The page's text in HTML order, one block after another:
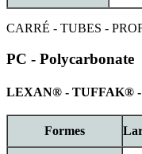
CARRÉ - TUBES -
PC - Polycarbonate
LEXAN® - TUFFAK®
Formes